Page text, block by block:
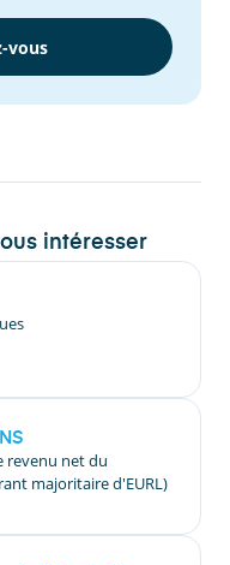
vous
intéresser
revenu net du
majoritaire d'EURL)